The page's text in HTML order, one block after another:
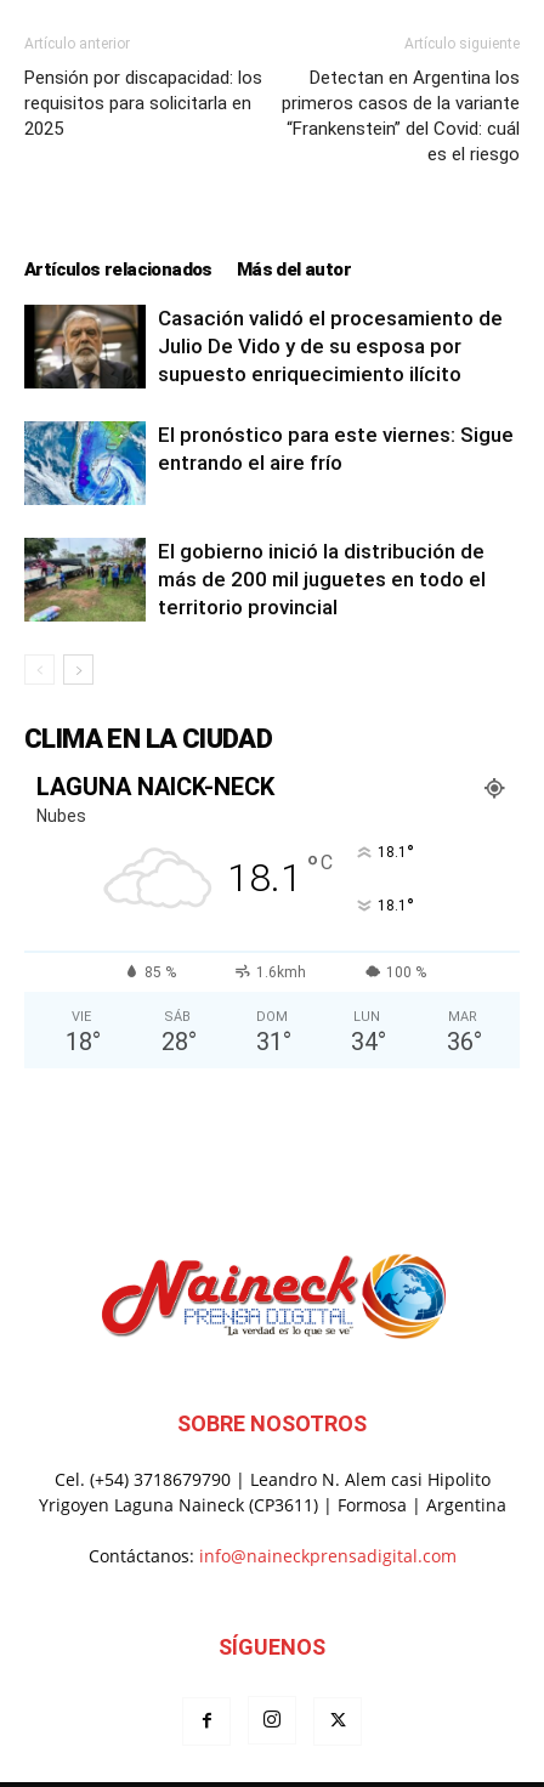
Artículo anterior
Pensión por discapacidad: los
requisitos para solicitarla en
2025
Artículo siguiente
Detectan en Argentina los
primeros casos de la variante
“Frankenstein” del Covid: cuál
es el riesgo
Artículos relacionados Más del autor
Casación validó el procesamiento de
Julio De Vido y de su esposa por
supuesto enriquecimiento ilícito
El pronóstico para este viernes: Sigue
entrando el aire frío
El gobierno inició la distribución de
más de 200 mil juguetes en todo el
territorio provincial
CLIMA EN LA CIUDAD
LAGUNA NAICK-NECK
Nubes
18.1 °C 18.1 °
18.1 °
85 % 1.6kmh 100 %
VIE
18°
SÁB
28°
DOM
31 °
LUN
34°
MAR
36°
SOBRE NOSOTROS
Cel. (+54) 3718679790 | Leandro N. Alem casi Hipolito
Yrigoyen Laguna Naineck (CP3611) | Formosa | Argentina
Contáctanos: info@naineckprensadigital.com
SÍGUENOS